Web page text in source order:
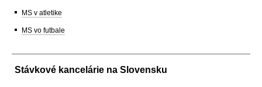
MS v atletike
MS vo futbale
Stávkové kancelárie na Slovensku